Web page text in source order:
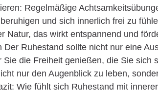
Regelmäßige
und sich innerlich frei zu
Natur, das wirkt entspannend und
Ruhestand sollte nicht nur eine
die Freiheit genießen, die Sie sich
nur den Augenblick zu leben,
Wie fühlt sich Ruhestand mit innerer